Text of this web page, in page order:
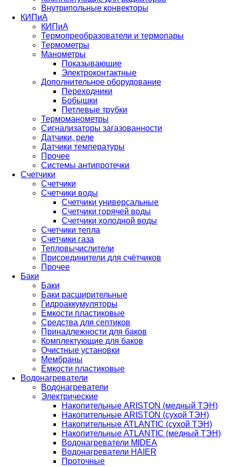
Внутрипольные конвекторы
КИПиА
КИПиА
Термопреобразователи и термопары
Термометры
Манометры
Показывающие
Электроконтактные
Дополнительное оборудование
Переходники
Бобышки
Петлевые трубки
Термоманометры
Сигнализаторы загазованности
Датчики, реле
Датчики температуры
Прочее
Системы антипротечки
Счетчики
Счетчики
Счетчики воды
Счетчики универсальные
Счетчики горячей воды
Счетчики холодной воды
Счетчики тепла
Счетчики газа
Тепловычислители
Присоединители для счётчиков
Прочее
Баки
Баки
Баки расширительные
Гидроаккумуляторы
Емкости пластиковые
Средства для септиков
Принадлежности для баков
Комплектующие для баков
Очистные установки
Мембраны
Ёмкости пластиковые
Водонагреватели
Водонагреватели
Электрические
Накопительные ARISTON (медный ТЭН)
Накопительные ARISTON (сухой ТЭН)
Накопительные ATLANTIC (сухой ТЭН)
Накопительные ATLANTIC (медный ТЭН)
Водонагреватели MIDEA
Водонагреватели HAIER
Проточные